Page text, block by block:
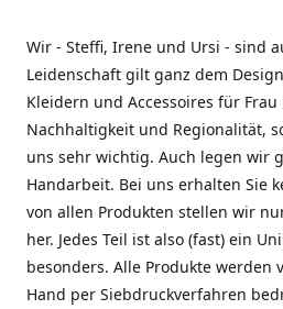
Wir - Steffi, Irene und Ursi - sind
Leidenschaft gilt ganz dem
Kleidern und Accessoires für
Nachhaltigkeit und Regionalität,
uns sehr wichtig. Auch legen wir
Handarbeit. Bei uns erhalten Sie
von allen Produkten stellen wir
her. Jedes Teil ist also (fast) ein
besonders. Alle Produkte werden
Hand per Siebdruckverfahren